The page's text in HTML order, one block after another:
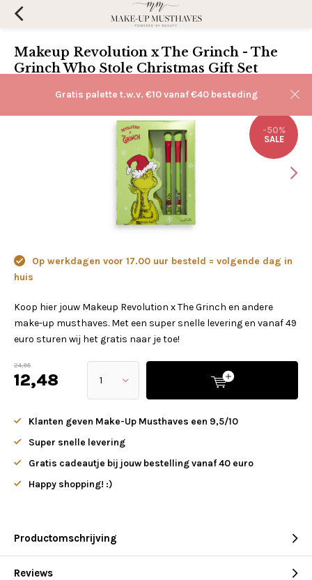
Gratis palette t.w.v. €10 vanaf €40 besteding
Makeup Revolution x The Grinch - The
Grinch Who Stole Christmas Gift Set
-50%
SALE
Op werkdagen voor 17.00 uur besteld = volgende dag in
huis
Koop hier jouw Makeup Revolution x The Grinch en andere
make-up musthaves. Met een super snelle levering en vanaf 49
euro sturen wij het gratis naar je toe!
24,95
12,48
Klanten geven Make-Up Musthaves een 9,5/10
Super snelle levering
Gratis cadeautje bij jouw bestelling vanaf 40 euro
Happy shopping! :)
Productomschrijving
Reviews